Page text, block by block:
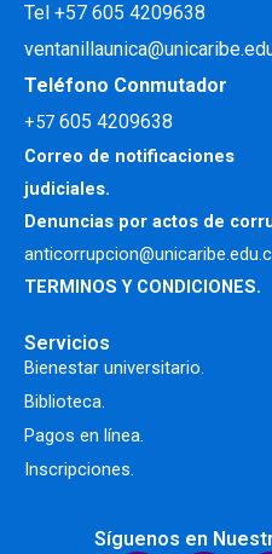
Tel +57 605 4209638
Teléfono Conmutador
+57 605 4209638
Correo de notificaciones
judiciales.
Denuncias por actos de
TERMINOS Y CONDICIONES.
Servicios
Bienestar universitario.
Biblioteca.
Pagos en línea.
Inscripciones.
Síguenos en